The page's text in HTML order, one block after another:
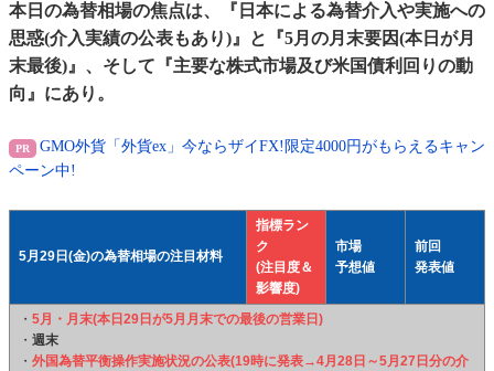
本日の為替相場の焦点は、『日本による為替介入や実施への
思惑(介入実績の公表もあり)』と『5月の月末要因(本日が月
末最後)』、そして『主要な株式市場及び米国債利回りの動
向』にあり。
GMO外貨「外貨ex」今ならザイFX!限定4000円がもらえるキャン
ペーン中!
5月29日(金)の為替相場の注目材料
指標ラン
ク
(注目度＆
影響度)
市場
予想値
前回
発表値
・ 5月・月末(本日29日が5月月末での最後の営業日)
・ 週末
・ 外国為替平衡操作実施状況の公表(19時に発表→4月28日～5月27日分の介